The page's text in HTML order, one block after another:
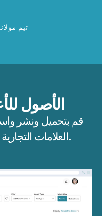
- تيم
الأصول
قم بتحميل ونشر
العلامات التجارية اللازمة لإدارة أعمالك.